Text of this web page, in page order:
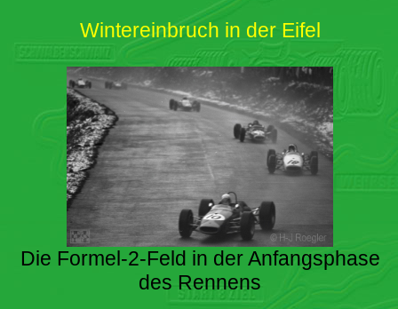
Wintereinbruch in der Eifel
Die Formel-2-Feld in der Anfangsphase
des Rennens